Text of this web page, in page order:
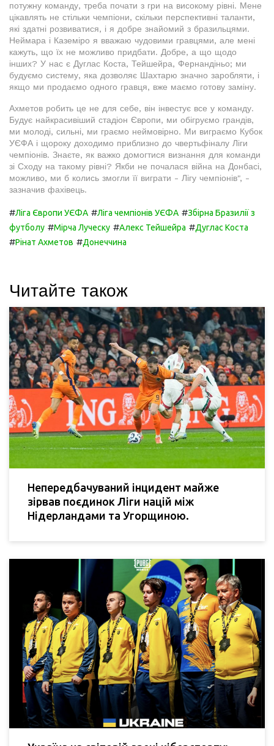
потужну команду, треба почати з гри на високому рівні. Мене
цікавлять не стільки чемпіони, скільки перспективні таланти,
які здатні розвиватися, і я добре знайомий з бразильцями.
Неймара і Каземіро я вважаю чудовими гравцями, але мені
кажуть, що їх не можливо придбати. Добре, а що щодо
інших? У нас є Дуглас Коста, Тейшейра, Фернандіньо; ми
будуємо систему, яка дозволяє Шахтарю значно заробляти, і
якщо ми продаємо одного гравця, вже маємо готову заміну.
Ахметов робить це не для себе, він інвестує все у команду.
Будує найкрасивіший стадіон Європи, ми обігруємо грандів,
ми молоді, сильні, ми граємо неймовірно. Ми виграємо Кубок
УЄФА і щороку доходимо приблизно до чвертьфіналу Ліги
чемпіонів. Знаєте, як важко домогтися визнання для команди
зі Сходу на такому рівні? Якби не почалася війна на Донбасі,
можливо, ми б колись змогли її виграти - Лігу чемпіонів", -
зазначив фахівець.
#Ліга Європи УЄФА #Ліга чемпіонів УЄФА #Збірна Бразилії з
футболу #Мірча Луческу #Алекс Тейшейра #Дуглас Коста
#Рінат Ахметов #Донеччина
Читайте також
Непередбачуваний інцидент майже
зірвав поєдинок Ліги націй між
Нідерландами та Угорщиною.